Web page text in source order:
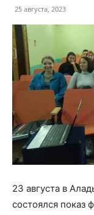
25 августа, 2023
23 августа в
состоялся показ